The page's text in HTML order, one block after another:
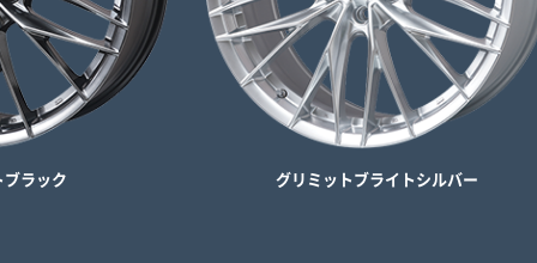
ブラック グリミットブライトシルバー